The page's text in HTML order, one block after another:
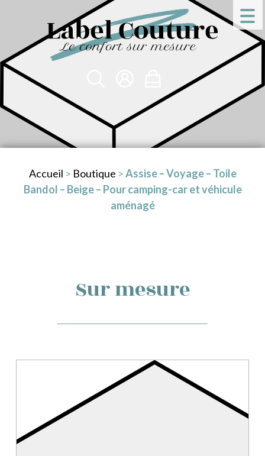
Accueil > Boutique >Assise – Voyage – Toile
Bandol – Beige – Pour camping-car et véhicule
aménagé
Sur mesure